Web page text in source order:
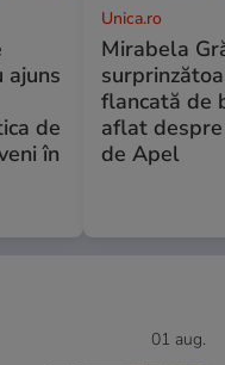
ajuns
de
în
Unica.ro
Mirabela
flancată de
aflat
de Apel
01 aug.